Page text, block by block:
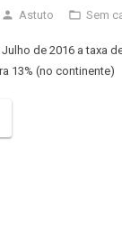
Astuto Sem
de 2016 a taxa
13% (no continente)